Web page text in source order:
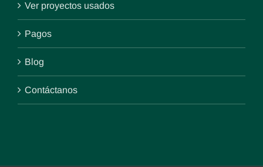
Ver proyectos usados
Pagos
Blog
Contáctanos